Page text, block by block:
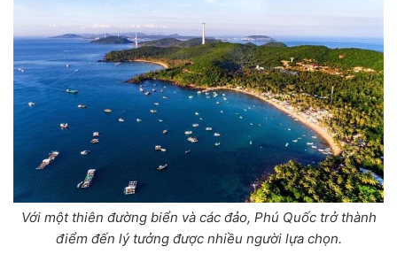
Với một thiên đường biển và các đảo, Phú Quốc trở thành
điểm đến lý tưởng được nhiều người lựa chọn.